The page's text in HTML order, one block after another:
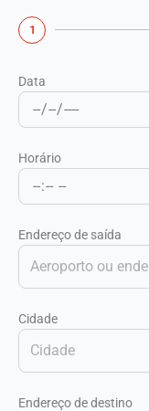
1
Data
Horário
Endereço de saída
Cidade
Endereço de destino